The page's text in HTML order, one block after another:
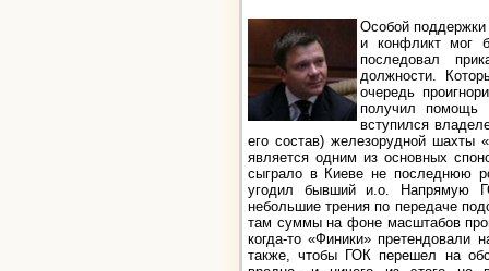
Особой
и конфликт мог
последовал
должности.
очередь
получил помощь
вступился
его состав) железорудной шахты
является одним из основных
сыграло в Киеве не последнюю
угодил бывший и.о. Напрямую
небольшие трения по передаче
там суммы на фоне масштабов
когда-то «Финики» претендовали
также, чтобы ГОК перешел на